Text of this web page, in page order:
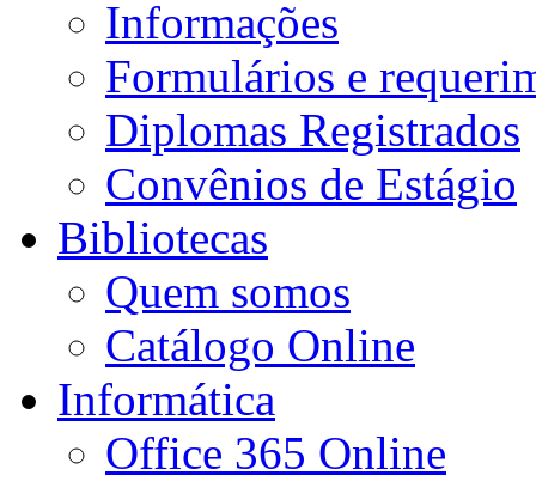
Informações
Formulários e
Diplomas Registrados
Convênios de Estágio
Bibliotecas
Quem somos
Catálogo Online
Informática
Office 365 Online